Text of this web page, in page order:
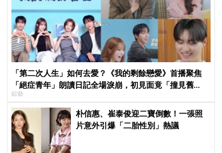
「第二次人生」如何去愛？《我的剩餘戀愛》首播聚焦
「絕症青年」朗讀日記全場淚崩，初見面竟「撞見舊
識」！
綜藝
朴信惠、崔泰俊迎二寶倒數！一張照
片意外引爆「二胎性別」熱議